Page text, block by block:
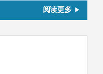
阅读更多